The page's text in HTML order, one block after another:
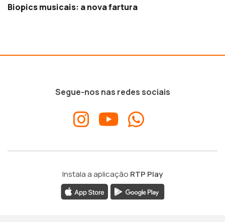
Biopics musicais: a nova fartura
Segue-nos nas redes sociais
Instala a aplicação RTP Play